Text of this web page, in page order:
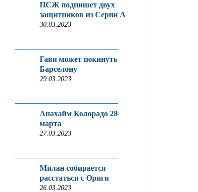
ПСЖ подпишет двух
защитников из Серии A
30.03.2023
Гави может покинуть
Барселону
29.03.2023
Анахайм Колорадо 28
марта
27.03.2023
Милан собирается
расстаться с Ориги
26.03.2023